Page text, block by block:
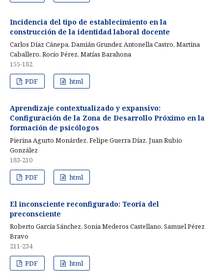
Incidencia del tipo de establecimiento en la
construcción de la identidad laboral docente
Carlos Díaz Cánepa, Damián Grunder, Antonella Castro, Martina
Caballero, Rocío Pérez, Matías Barahona
155-182
PDF
html
Aprendizaje contextualizado y expansivo:
Configuración de la Zona de Desarrollo Próximo en la
formación de psicólogos
Pierina Agurto Monárdez, Felipe Guerra Díaz, Juan Rubio
González
183-210
PDF
html
El inconsciente reconfigurado: Teoría del
preconsciente
Roberto García Sánchez, Sonia Mederos Castellano, Samuel Pérez
Bravo
211-234
PDF
html